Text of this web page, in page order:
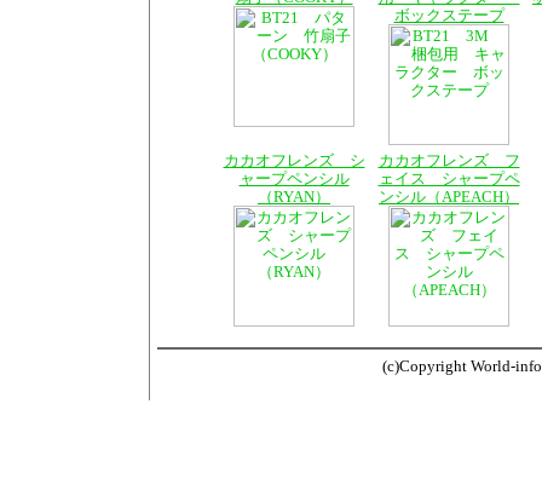
ボックステープ
カカオフレンズ シ
ャープペンシル
（RYAN）
カカオフレンズ フ
ェイス シャープペ
ンシル（APEACH）
(c)Copyright World-